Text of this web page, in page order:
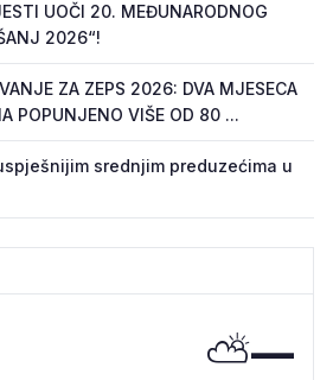
UOČI 20. MEĐUNARODNOG
2026“!
ZA ZEPS 2026: DVA MJESECA
POPUNJENO VIŠE OD 80 ...
srednjim preduzećima u
⛅—